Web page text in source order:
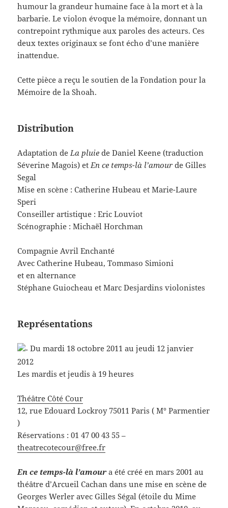
humour la grandeur humaine face à la mort et à la
barbarie. Le violon évoque la mémoire, donnant un
contrepoint rythmique aux paroles des acteurs. Ces
deux textes originaux se font écho d’une manière
inattendue.
Cette pièce a reçu le soutien de la Fondation pour la
Mémoire de la Shoah.
Distribution
Adaptation de La pluie de Daniel Keene (traduction
Séverine Magois) et En ce temps-là l’amour de Gilles
Segal
Mise en scène : Catherine Hubeau et Marie-Laure
Speri
Conseiller artistique : Eric Louviot
Scénographie : Michaël Horchman
Compagnie Avril Enchanté
Avec Catherine Hubeau, Tommaso Simioni
et en alternance
Stéphane Guiocheau et Marc Desjardins violonistes
Représentations
Du mardi 18 octobre 2011 au jeudi 12 janvier
2012
Les mardis et jeudis à 19 heures
Théâtre Côté Cour
12, rue Edouard Lockroy 75011 Paris ( M° Parmentier
)
Réservations : 01 47 00 43 55 –
theatrecotecour@free.fr
En ce temps-là l’amoura été créé en mars 2001 au
théâtre d’Arcueil Cachan dans une mise en scène de
Georges Werler avec Gilles Ségal (étoile du Mime